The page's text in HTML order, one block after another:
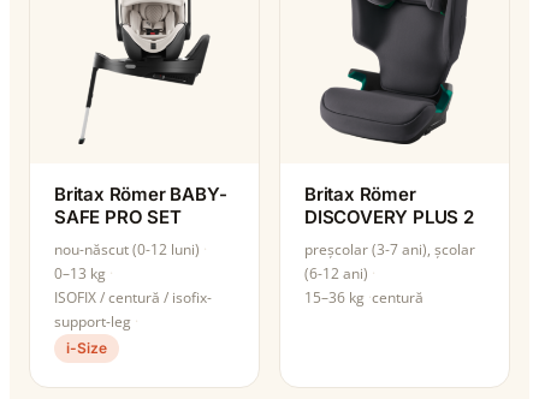
Britax Römer BABY-
SAFE PRO SET
nou-născut (0-12 luni)
0–13 kg
ISOFIX / centură / isofix-
support-leg
i-Size
Britax Römer
DISCOVERY PLUS 2
preșcolar (3-7 ani), școlar
(6-12 ani)
15–36 kg centură